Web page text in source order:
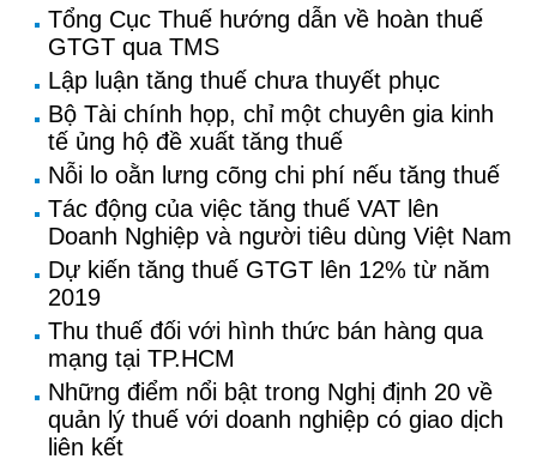
Tổng Cục Thuế hướng dẫn về hoàn thuế
GTGT qua TMS
Lập luận tăng thuế chưa thuyết phục
Bộ Tài chính họp, chỉ một chuyên gia kinh
tế ủng hộ đề xuất tăng thuế
Nỗi lo oằn lưng cõng chi phí nếu tăng thuế
Tác động của việc tăng thuế VAT lên
Doanh Nghiệp và người tiêu dùng Việt Nam
Dự kiến tăng thuế GTGT lên 12% từ năm
2019
Thu thuế đối với hình thức bán hàng qua
mạng tại TP.HCM
Những điểm nổi bật trong Nghị định 20 về
quản lý thuế với doanh nghiệp có giao dịch
liên kết